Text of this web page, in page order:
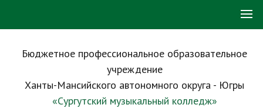
Бюджетное профессиональное образовательное
учреждение
Ханты-Мансийского автономного округа - Югры
«Сургутский музыкальный колледж»